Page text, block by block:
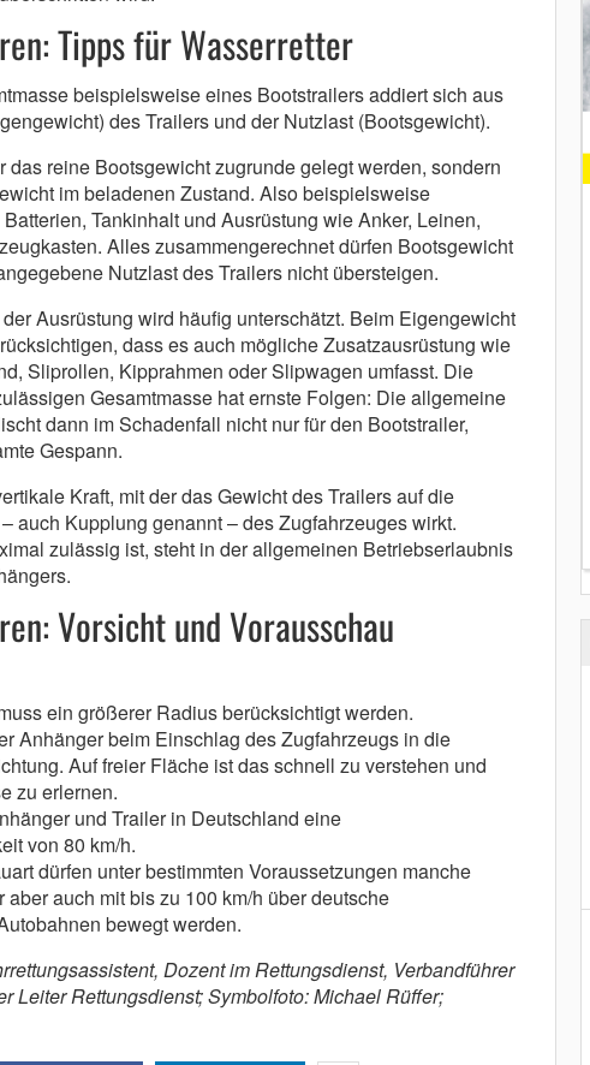
Tipps für Wasserretter
beispielsweise eines Bootstrailers addiert sich aus
des Trailers und der Nutzlast (Bootsgewicht).
das reine Bootsgewicht zugrunde gelegt werden, sondern
im beladenen Zustand. Also beispielsweise
Tankinhalt und Ausrüstung wie Anker, Leinen,
Alles zusammengerechnet dürfen Bootsgewicht
Nutzlast des Trailers nicht übersteigen.
Ausrüstung wird häufig unterschätzt. Beim Eigengewicht
dass es auch mögliche Zusatzausrüstung wie
Sliprollen, Kipprahmen oder Slipwagen umfasst. Die
Gesamtmasse hat ernste Folgen: Die allgemeine
dann im Schadenfall nicht nur für den Bootstrailer,
Gespann.
Kraft, mit der das Gewicht des Trailers auf die
auch Kupplung genannt – des Zugfahrzeuges wirkt.
zulässig ist, steht in der allgemeinen Betriebserlaubnis
Vorsicht und Vorausschau
ein größerer Radius berücksichtigt werden.
Anhänger beim Einschlag des Zugfahrzeugs in die
Auf freier Fläche ist das schnell zu verstehen und
zu erlernen.
und Trailer in Deutschland eine
von 80 km/h.
dürfen unter bestimmten Voraussetzungen manche
auch mit bis zu 100 km/h über deutsche
bewegt werden.
Dozent im Rettungsdienst, Verbandführer
Leiter Rettungsdienst; Symbolfoto: Michael Rüffer;